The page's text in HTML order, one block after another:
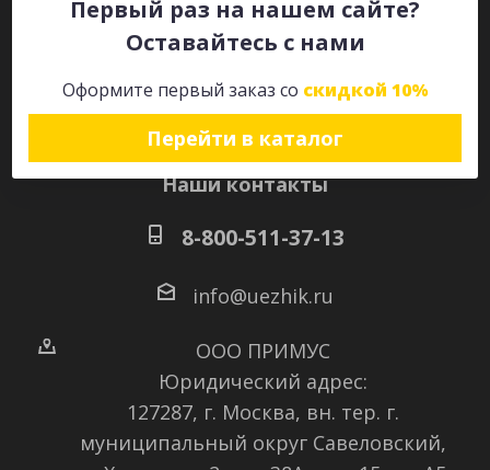
Первый раз на нашем сайте?
Оставайтесь с нами
Оформите первый заказ со скидкой 10%
Перейти в каталог
Наши контакты
8-800-511-37-13
info@uezhik.ru
ООО ПРИМУС
Юридический адрес:
127287, г. Москва, вн. тер. г.
муниципальный округ Савеловский,